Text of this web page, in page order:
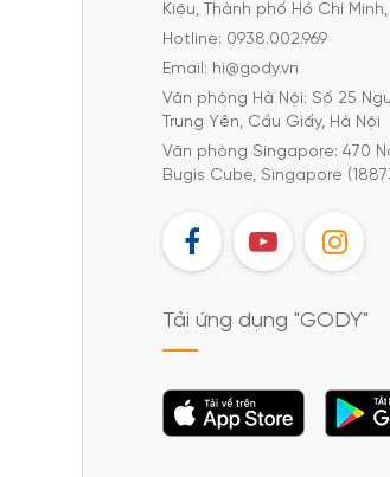
Kiệu, Thành phố Hồ Chí
Hotline: 0938.002.969
Email: hi@gody.vn
Văn phòng Hà Nội: Số 25
Trung Yên, Cầu Giấy, Hà Nội
Văn phòng Singapore: 470
Bugis Cube, Singapore
FB YT IG
Tải ứng dụng "GODY"
Tải ứng dụng Tải